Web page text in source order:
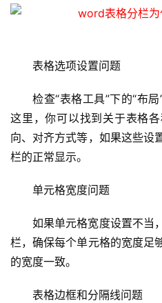
表格选项设置问题
检查“表格工具”下的“布
这里，你可以找到关于表格
向、对齐方式等，如果这些设
栏的正常显示。
单元格宽度问题
如果单元格宽度设置不当
栏，确保每个单元格的宽度足
的宽度一致。
表格边框和分隔线问题